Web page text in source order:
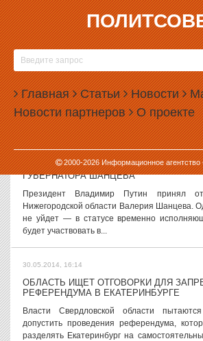
Главная Статьи Новости
Новости партнеров О проекте
2000-2026Информационное агентство
30.05.2014, 18:03
СЛУХИ И ВЕРСИИ, 30 МАЯ
Областные власти начали обработку
гордумы Говорят, что областные
переговоров с депутатами городской
главная тема этих разговоров...
30.05.2014, 16:56
ПУТИН ОТПРАВИЛ В ОТСТАВКУ
ГУБЕРНАТОРА ШАНЦЕВА
Президент Владимир Путин принял
Нижегородской области Валерия Шанцева.
не уйдет — в статусе временно
будет участвовать в...
30.05.2014, 16:14
ОБЛАСТЬ ИЩЕТ ОТГОВОРКИ ДЛЯ
РЕФЕРЕНДУМА В ЕКАТЕРИНБУРГЕ
Власти Свердловской области
допустить проведения референдума,
разделять Екатеринбург на